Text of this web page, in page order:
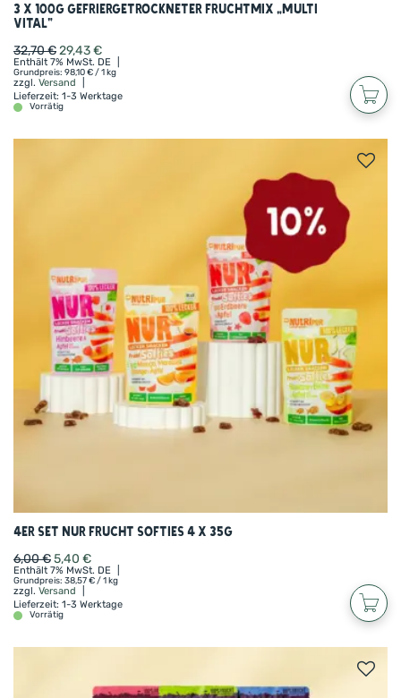
3 x 100g gefriergetrockneter Fruchtmix „Multi
Vital“
32,70€29,43€
Enthält 7% MwSt. DE
Grundpreis: 98,10€/ 1 kg
zzgl. Versand
Lieferzeit: 1-3 Werktage
Vorrätig
4er Set NUR Frucht Softies 4 x 35g
6,00€5,40 €
Enthält 7% MwSt. DE
Grundpreis: 38,57€/ 1 kg
zzgl. Versand
Lieferzeit: 1-3 Werktage
Vorrätig